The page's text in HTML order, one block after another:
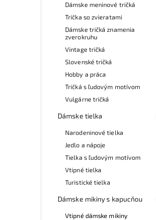
Dámske meninové tričká
Trička so zvieratami
Dámske tričká znamenia
zverokruhu
Vintage tričká
Slovenské tričká
Hobby a práca
Tričká s ľudovým motívom
Vulgárne tričká
Dámske tielka
Narodeninové tielka
Jedlo a nápoje
Tielka s ľudovým motívom
Vtipné tielka
Turistické tielka
Dámske mikiny s kapucňou
Vtipné dámske mikiny